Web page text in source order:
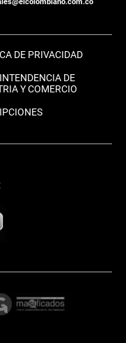
DE PRIVACIDAD
DE
Y COMERCIO